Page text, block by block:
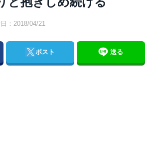
日：2018/04/21
Twitterポスト 送る